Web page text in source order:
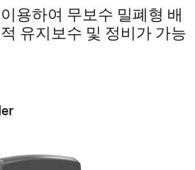
용하여 무보수 밀폐형 배
유지보수 및 정비가 가능